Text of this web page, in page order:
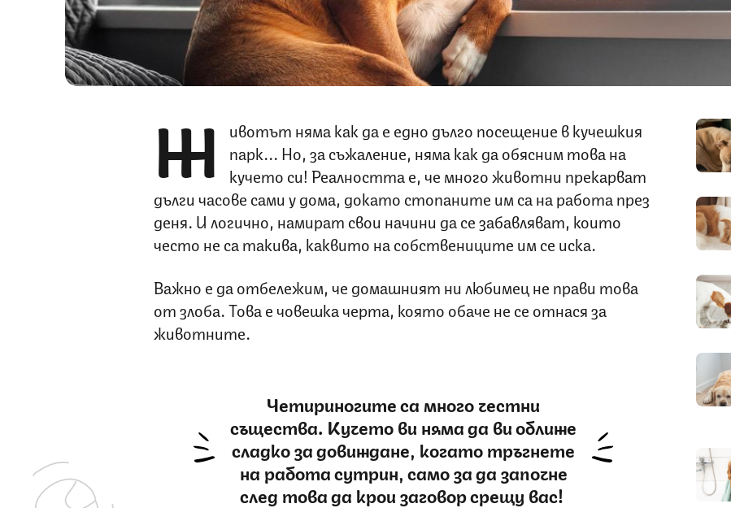
Ж
ивотът няма как да е едно дълго посещение в кучешкия
парк... Но, за съжаление, няма как да обясним това на
кучето си! Реалността е, че много животни прекарват
дълги часове сами у дома, докато стопаните им са на работа през
деня. И логично, намират свои начини да се забавляват, които
често не са такива, каквито на собствениците им се иска.
Важно е да отбележим, че домашният ни любимец не прави това
от злоба. Това е човешка черта, която обаче не се отнася за
животните.
Четириногите са много честни
същества. Кучето ви няма да ви оближе
сладко за довиждане, когато тръгнете
на работа сутрин, само за да започне
след това да крои заговор срещу вас!